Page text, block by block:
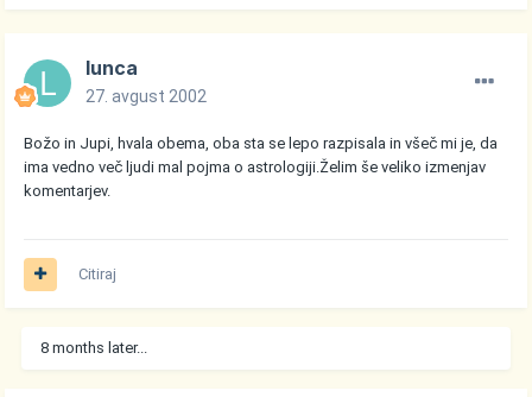
lunca
27. avgust 2002
Božo in Jupi, hvala obema, oba sta se lepo razpisala in všeč mi je, da
ima vedno več ljudi mal pojma o astrologiji.Želim še veliko izmenjav
komentarjev.
Citiraj
8 months later...